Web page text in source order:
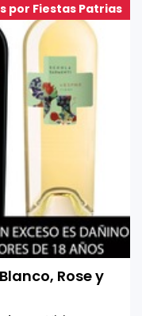
por Fiestas Patrias
Rose y